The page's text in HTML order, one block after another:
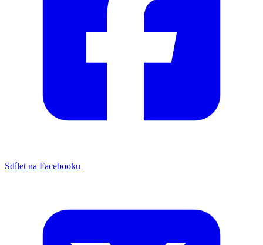
Sdílet na Facebooku